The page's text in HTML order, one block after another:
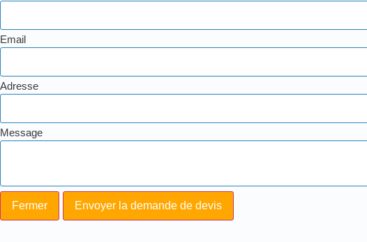
Email
Adresse
Message
Fermer Envoyer la demande de devis